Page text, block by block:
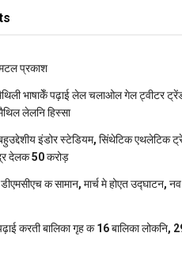
प्रकाश
मैथि‍ली भाषाकेँ पढ़ाई लेल चलाओल गेल ट्वीटर
लेलनि हिस्सा
इंडोर स्‍टेडि‍यम, सिंथेटिक एथलेटिक
देलक 50 करोड़
क सामान, मार्च मे होएत उद्घाटन,
करती बालिका गृह क 16 बालिका लोकनि,